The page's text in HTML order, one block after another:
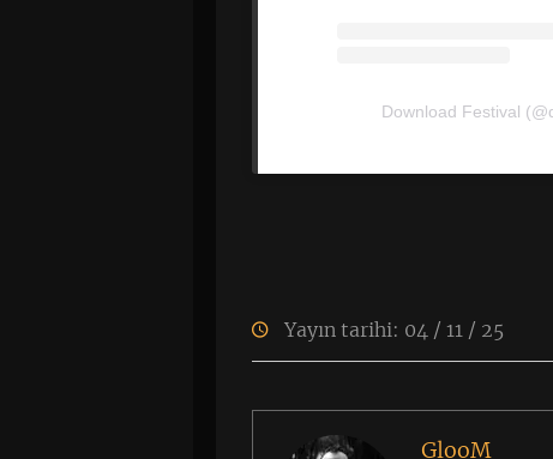
Download Festival
Yayın tarihi: 04 / 11 / 25
GlooM